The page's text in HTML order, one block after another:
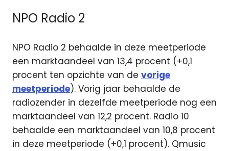
NPO Radio 2
NPO Radio 2 behaalde in deze meetperiode
een marktaandeel van 13,4 procent (+0,1
procent ten opzichte van de vorige
meetperiode). Vorig jaar behaalde de
radiozender in dezelfde meetperiode nog een
marktaandeel van 12,2 procent. Radio 10
behaalde een marktaandeel van 10,8 procent
in deze meetperiode (+0,1 procent). Qmusic